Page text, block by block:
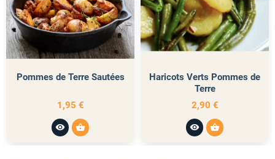
Pommes de Terre Sautées
1,95 €
visibility shopping_basket
Haricots Verts Pommes de
Terre
2,90 €
visibility shopping_basket